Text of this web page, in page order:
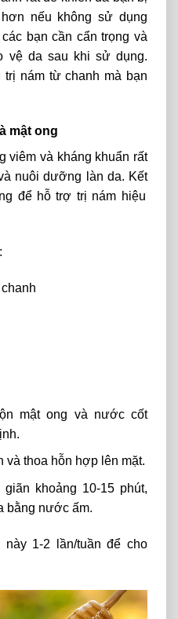
nếu không sử dụng
bạn cần cẩn trọng và
vệ da sau khi sử dụng.
trị nám từchanh mà bạn
mật ong
viêm vàkháng khuẩn rất
nuôi dưỡng làn da. Kết
đểhỗ trợ trị nám hiệu
mật ong và nước cốt
và thoa hỗn hợp lên mặt.
khoảng 10-15 phút,
bằng nước ấm.
1-2 lần/tuần để cho